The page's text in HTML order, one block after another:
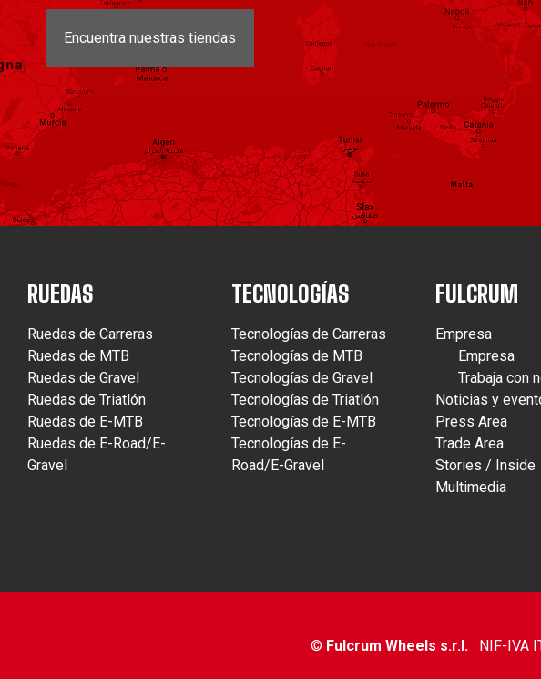
Encuentra nuestras tiendas
RUEDAS
Ruedas de Carreras
Ruedas de MTB
Ruedas de Gravel
Ruedas de Triatlón
Ruedas de E-MTB
Ruedas de E-Road/E-
Gravel
TECNOLOGÍAS
Tecnologías de Carreras
Tecnologías de MTB
Tecnologías de Gravel
Tecnologías de Triatlón
Tecnologías de E-MTB
Tecnologías de E-
Road/E-Gravel
FULCRUM
Empresa
Empresa
Trabaja con
Noticias y
Press Area
Trade Area
Stories / Inside
Multimedia
© Fulcrum Wheels s.r.l.NIF-IVA